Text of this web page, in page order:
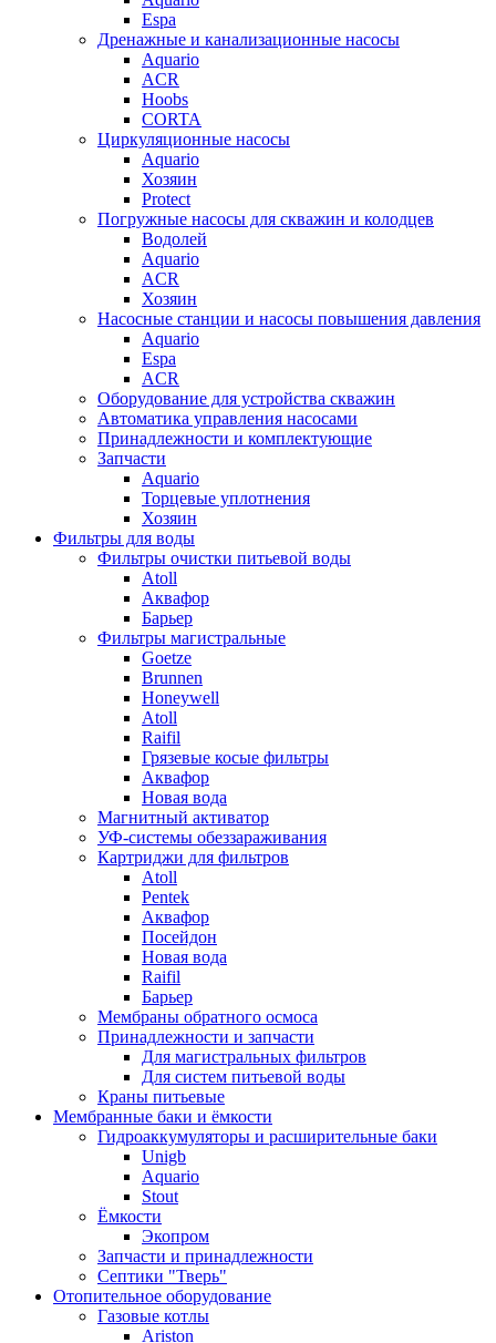
Espa
Дренажные и канализационные насосы
Aquario
ACR
Hoobs
CORTA
Циркуляционные насосы
Aquario
Хозяин
Protect
Погружные насосы для скважин и колодцев
Водолей
Aquario
ACR
Хозяин
Насосные станции и насосы повышения давления
Aquario
Espa
ACR
Оборудование для устройства скважин
Автоматика управления насосами
Принадлежности и комплектующие
Запчасти
Aquario
Торцевые уплотнения
Хозяин
Фильтры для воды
Фильтры очистки питьевой воды
Atoll
Аквафор
Барьер
Фильтры магистральные
Goetze
Brunnen
Honeywell
Atoll
Raifil
Грязевые косые фильтры
Аквафор
Новая вода
Магнитный активатор
УФ-системы обеззараживания
Картриджи для фильтров
Atoll
Pentek
Аквафор
Посейдон
Новая вода
Raifil
Барьер
Мембраны обратного осмоса
Принадлежности и запчасти
Для магистральных фильтров
Для систем питьевой воды
Краны питьевые
Мембранные баки и ёмкости
Гидроаккумуляторы и расширительные баки
Unigb
Aquario
Stout
Ёмкости
Экопром
Запчасти и принадлежности
Септики "Тверь"
Отопительное оборудование
Газовые котлы
Ariston